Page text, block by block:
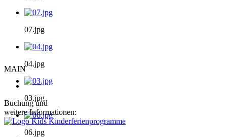
07.jpg
04.jpg
03.jpg
06.jpg
MAIN
Buchung und
weitere Informationen: